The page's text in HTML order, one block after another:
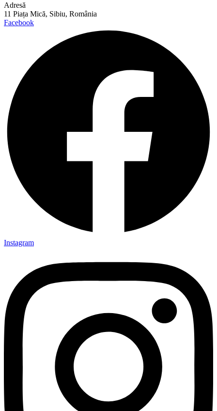
Adresă
11 Piața Mică, Sibiu, România
Facebook
Instagram